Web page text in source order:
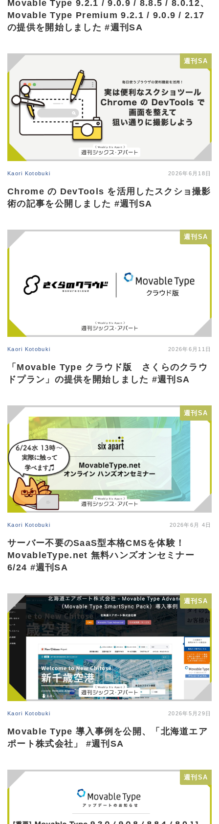
Movable Type 9.2.1 / 9.0.9 / 8.8.5 / 8.0.12、
Movable Type Premium 9.2.1 / 9.0.9 / 2.17
の提供を開始しました #週刊SA
週刊SA
Kaori Kotobuki 2026年6月18日
Chrome の DevTools を活用したスクショ撮影
術の記事を公開しました #週刊SA
週刊SA
Kaori Kotobuki 2026年6月11日
「Movable Type クラウド版 さくらのクラウ
ドプラン」の提供を開始しました #週刊SA
週刊SA
Kaori Kotobuki 2026年6月 4日
サーバー不要のSaaS型本格CMSを体験！
MovableType.net 無料ハンズオンセミナー
6/24 #週刊SA
週刊SA
Kaori Kotobuki 2026年5月29日
Movable Type 導入事例を公開、「北海道エア
ポート株式会社」 #週刊SA
週刊SA